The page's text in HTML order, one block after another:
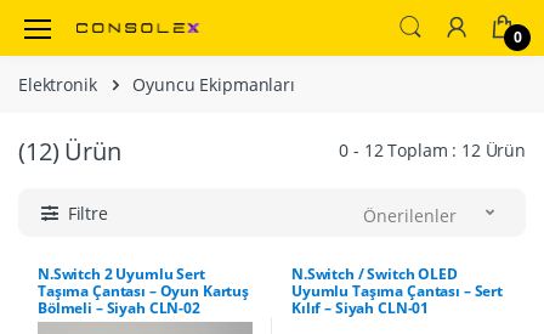
0
Elektronik Oyuncu Ekipmanları
(12) Ürün 0 - 12 Toplam : 12 Ürün
Filtre Önerilenler
N.Switch 2 Uyumlu Sert
Taşıma Çantası – Oyun Kartuş
Bölmeli – Siyah CLN-02
N.Switch / Switch OLED
Uyumlu Taşıma Çantası – Sert
Kılıf – Siyah CLN-01